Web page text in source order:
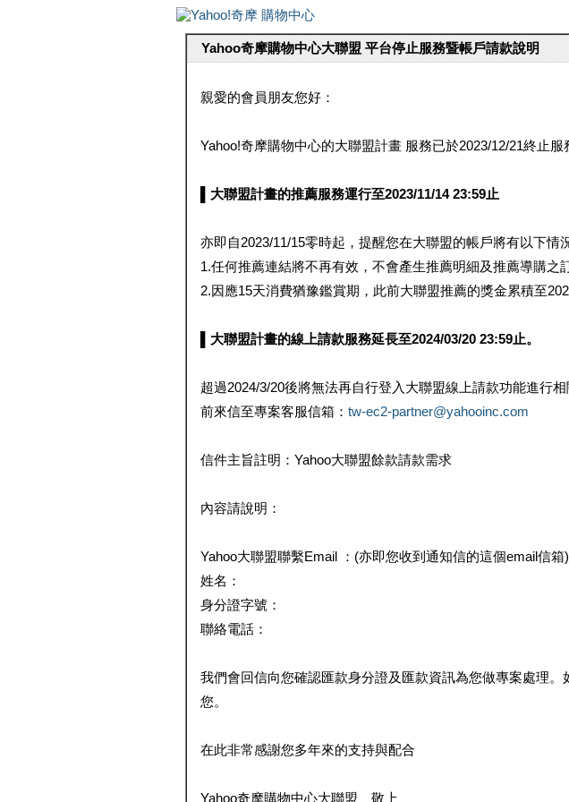
Yahoo奇摩購物中心大聯盟 平台停止服務暨帳戶請款說明
親愛的會員朋友您好：
Yahoo!奇摩購物中心的大聯盟計畫 服務已於2023/12/21終止服
▌大聯盟計畫的推薦服務運行至2023/11/14 23:59止
亦即自2023/11/15零時起，提醒您在大聯盟的帳戶將有以下情
1.任何推薦連結將不再有效，不會產生推薦明細及推薦導購之
2.因應15天消費猶豫鑑賞期，此前大聯盟推薦的獎金累積至
▌大聯盟計畫的線上請款服務延長至2024/03/20 23:59止。
超過2024/3/20後將無法再自行登入大聯盟線上請款功能進行
前來信至專案客服信箱： tw-ec2-partner@yahooinc.com
信件主旨註明：Yahoo大聯盟餘款請款需求
內容請說明：
Yahoo大聯盟聯繫Email ：(亦即您收到通知信的這個email信箱)
姓名：
身分證字號：
聯絡電話：
我們會回信向您確認匯款身分證及匯款資訊為您做專案處理
您。
在此非常感謝您多年來的支持與配合
Yahoo奇摩購物中心大聯盟 敬上